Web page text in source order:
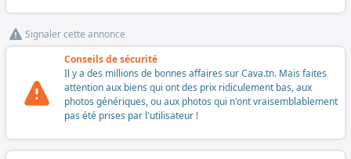
Signaler cette annonce
Conseils de sécurité
Il y a des millions de bonnes affaires sur Cava.tn. Mais faites
attention aux biens qui ont des prix ridiculement bas, aux
photos génériques, ou aux photos qui n'ont vraisemblablement
pas été prises par l'utilisateur !